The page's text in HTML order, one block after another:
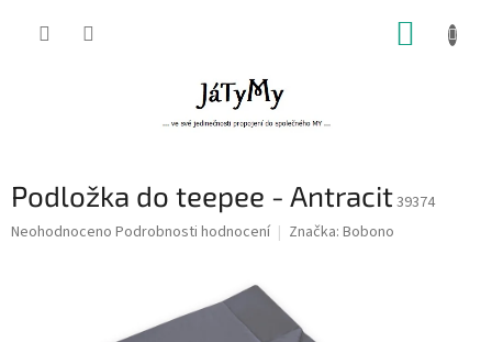
Podložka do teepee - Antracit39374
Průměrné
Neohodnoceno Podrobnosti hodnocení Značka: Bobono